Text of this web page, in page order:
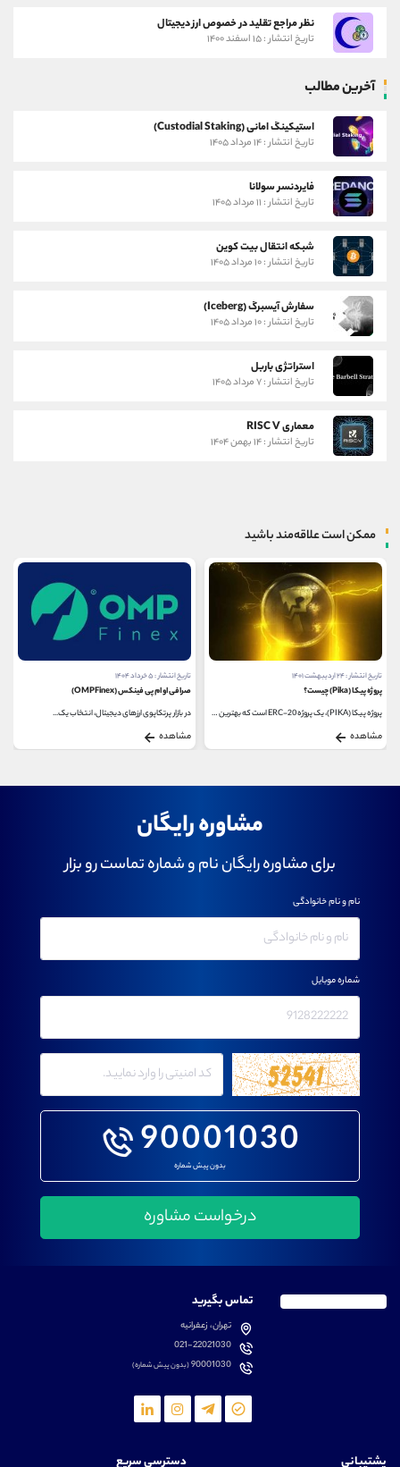
نظر مراجع تقلید در خصوص ارز دیجیتال
تاریخ انتشار : ۱۵ اسفند ۱۴۰۰
آخرین مطالب
استیکینگ امانی (Custodial Staking)
تاریخ انتشار : ۱۴ مرداد ۱۴۰۵
فایردنسر سولانا
تاریخ انتشار : ۱۱ مرداد ۱۴۰۵
شبکه انتقال بیت کوین
تاریخ انتشار : ۱۰ مرداد ۱۴۰۵
سفارش آیسبرگ (Iceberg)
تاریخ انتشار : ۱۰ مرداد ۱۴۰۵
استراتژی باربل
تاریخ انتشار : ۷ مرداد ۱۴۰۵
معماری RISC V
تاریخ انتشار : ۱۴ بهمن ۱۴۰۴
ممکن است علاقه‌مند باشید
تاریخ انتشار : ۲۴ اردیبهشت ۱۴۰۱
پروژه پیکا (Pika) چیست؟
پروژه پیکا (PIKA)، یک پروژه ERC-20 است که بهترین های...
مشاهده
تاریخ انتشار : ۵ خرداد ۱۴۰۴
صرافی او ام پی فینکس (OMPFinex)
در بازار پرتکاپوی ارزهای دیجیتال، انتخاب یک...
مشاهده
مشاوره رایگان
برای مشاوره رایگان نام و شماره تماست رو بزار
90001030
بدون پیش شماره
نام و نام خانوادگی
شماره موبایل
تماس بگیرید
تهران، زعفرانیه
021-22021030
90001030(بدون پیش شماره)
پشتیبانی دسترسی سریع